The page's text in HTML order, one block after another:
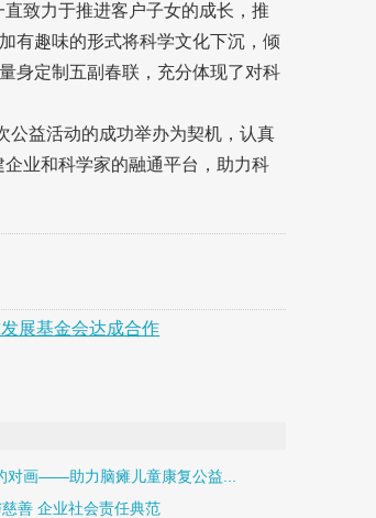
致力于推进客户子女的成长，推
有趣味的形式将科学文化下沉，倾
身定制五副春联，充分体现了对科
公益活动的成功举办为契机，认真
业和科学家的融通平台，助力科
展基金会达成合作
对画——助力脑瘫儿童康复公益...
善 企业社会责任典范